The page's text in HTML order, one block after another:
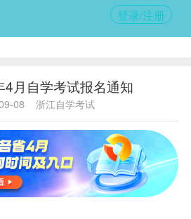
登录/注册
月自学考试报名通知
08 浙江自学考试